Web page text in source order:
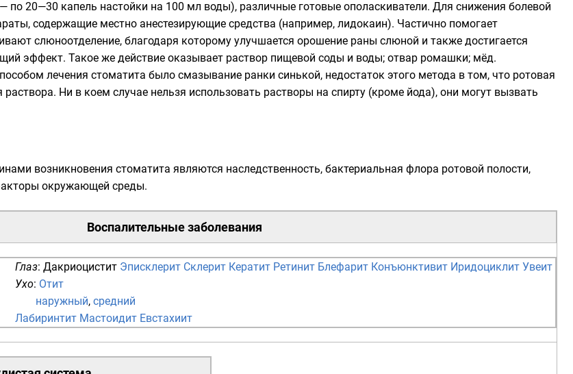
по 20—30 капель настойки на 100 мл воды), различные готовые ополаскиватели. Для снижения болевой
содержащие местно анестезирующие средства (например, лидокаин). Частично помогает
слюноотделение, благодаря которому улучшается орошение раны слюной и также достигается
эффект. Такое же действие оказывает раствор пищевой соды и воды; отвар ромашки; мёд.
лечения стоматита было смазывание ранки синькой, недостаток этого метода в том, что ротовая
раствора. Ни в коем случае нельзя использовать растворы на спирту (кроме йода), они могут вызвать
возникновения стоматита являются наследственность, бактериальная флора ротовой полости,
окружающей среды.
Воспалительные заболевания
Глаз: Дакриоцистит Эписклерит Склерит Кератит Ретинит Блефарит Конъюнктивит Иридоциклит Увеит
Ухо: Отит
наружный, средний
Лабиринтит Мастоидит Евстахиит